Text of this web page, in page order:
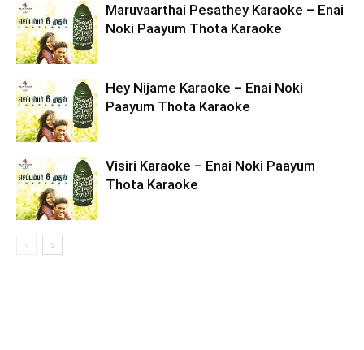
Maruvaarthai Pesathey Karaoke – Enai
Noki Paayum Thota Karaoke
Hey Nijame Karaoke – Enai Noki
Paayum Thota Karaoke
Visiri Karaoke – Enai Noki Paayum
Thota Karaoke